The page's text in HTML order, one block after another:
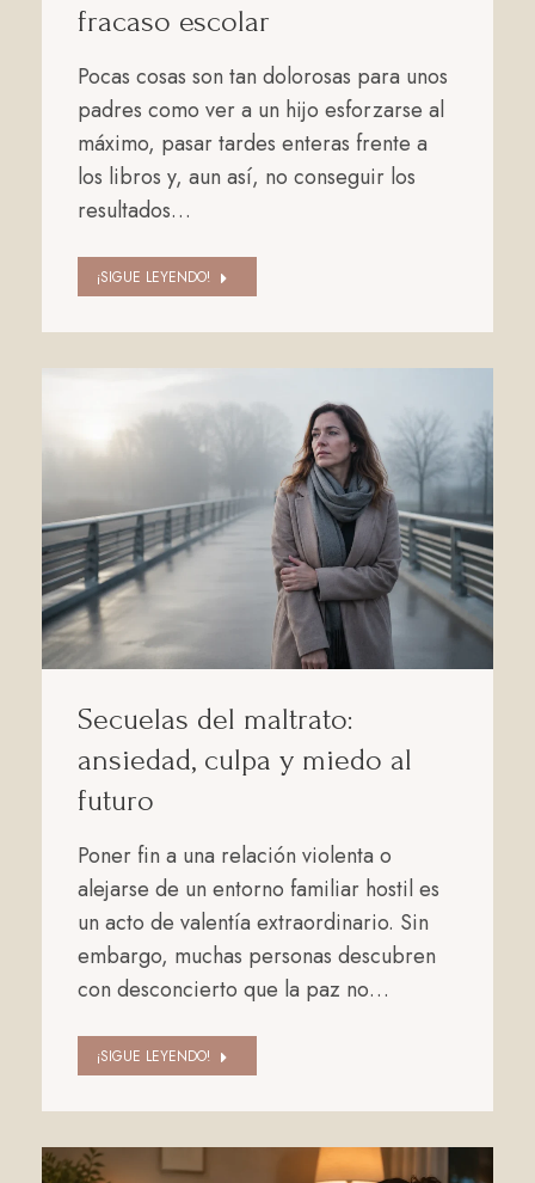
fracaso escolar
Pocas cosas son tan dolorosas para unos
padres como ver a un hijo esforzarse al
máximo, pasar tardes enteras frente a
los libros y, aun así, no conseguir los
resultados…
¡SIGUE LEYENDO!
Secuelas del maltrato:
ansiedad, culpa y miedo al
futuro
Poner fin a una relación violenta o
alejarse de un entorno familiar hostil es
un acto de valentía extraordinario. Sin
embargo, muchas personas descubren
con desconcierto que la paz no…
¡SIGUE LEYENDO!